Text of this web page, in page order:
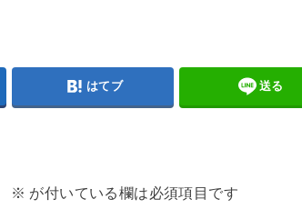
はてブ 送る
※ が付いている欄は必須項目です